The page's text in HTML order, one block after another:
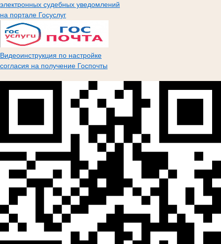
электронных судебных уведомлений
на портале Госуслуг
Видеоинструкция по настройке
согласия на получение Госпочты